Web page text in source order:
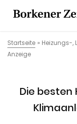
Startseite » Heizungs-,
Anzeige
Die besten